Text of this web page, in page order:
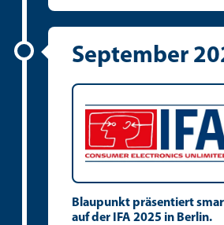
September
Blaupunkt präsentiert
auf der IFA 2025 in Berlin.